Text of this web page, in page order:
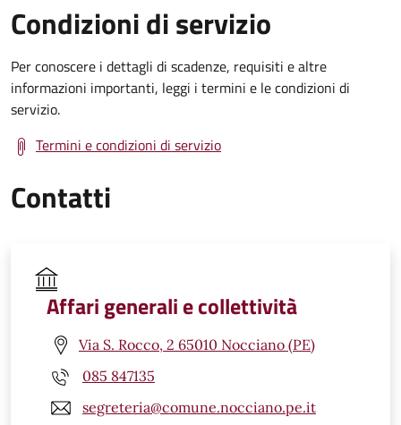
Condizioni di servizio
Per conoscere i dettagli di scadenze, requisiti e altre
informazioni importanti, leggi i termini e le condizioni di
servizio.
Termini e condizioni di servizio
Contatti
Affari generali e collettività
Via S. Rocco, 2 65010 Nocciano (PE)
085 847135
segreteria@comune.nocciano.pe.it